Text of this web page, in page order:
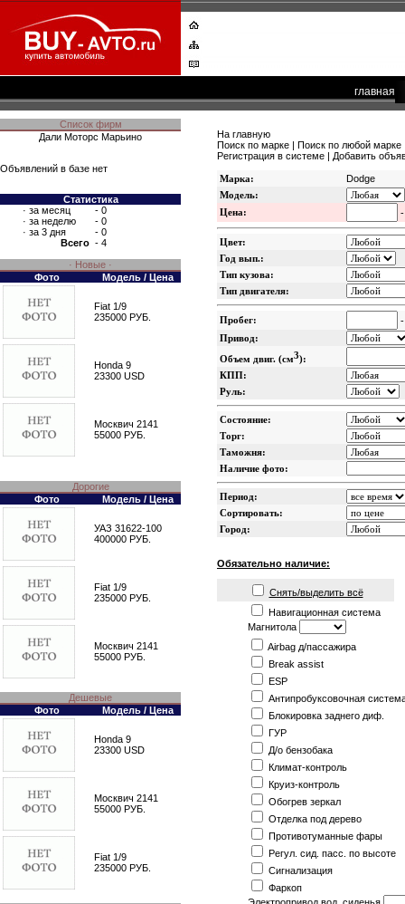
главная
Список фирм
Дали Моторс Марьино
Объявлений в базе нет
Статистика
· за месяц
- 0
· за неделю
- 0
· за 3 дня
- 0
Всего - 4
· Новые ·
Фото
Модель / Цена
Fiat 1/9
235000 РУБ.
Honda 9
23300 USD
Москвич 2141
55000 РУБ.
Дорогие
Фото
Модель / Цена
УАЗ 31622-100
400000 РУБ.
Fiat 1/9
235000 РУБ.
Москвич 2141
55000 РУБ.
Дешевые
Фото
Модель / Цена
Honda 9
23300 USD
Москвич 2141
55000 РУБ.
Fiat 1/9
235000 РУБ.
На главную
Поиск по марке | Поиск по любой марке
Регистрация в системе | Добавить
Марка:
Dodge
Модель:
Цена:
Цвет:
Год вып.:
Тип кузова:
Тип двигателя:
Пробег:
Привод:
Объем двиг. (см3):
КПП:
Руль:
Состояние:
Торг:
Таможня:
Наличие фото:
Период:
Сортировать:
Город:
Обязательно наличие:
Снять/выделить всё
Навигационная система
Магнитола
Airbag д/пассажира
Break assist
ESP
Антипробуксовочная
Блокировка заднего диф.
ГУР
Д/о бензобака
Климат-контроль
Круиз-контроль
Обогрев зеркал
Отделка под дерево
Противотуманные фары
Регул. сид. пасс. по высоте
Сигнализация
Фаркоп